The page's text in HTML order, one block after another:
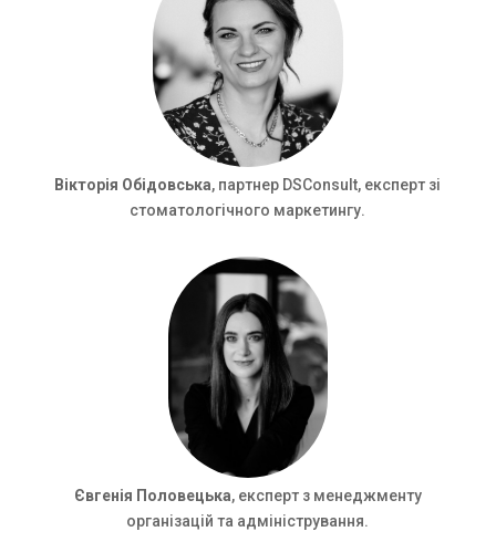
Вікторія Обідовська, партнер DSConsult, експерт зі
стоматологічного маркетингу.
Євгенія Половецька, експерт з менеджменту
організацій та адміністрування.